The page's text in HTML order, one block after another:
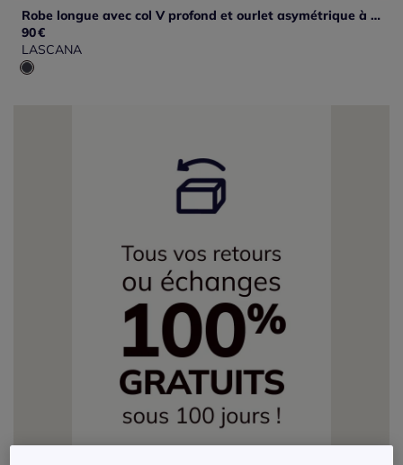
Robe longue avec col V profond et ourlet asymétrique à imprimé zèbre
90€
LASCANA